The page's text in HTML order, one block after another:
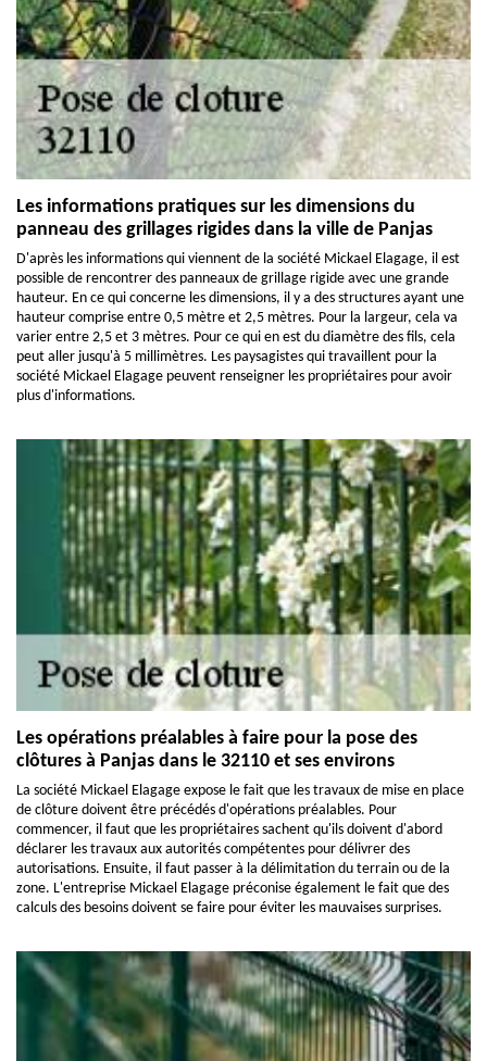
Les informations pratiques sur les dimensions du
panneau des grillages rigides dans la ville de Panjas
D'après les informations qui viennent de la société Mickael Elagage, il est
possible de rencontrer des panneaux de grillage rigide avec une grande
hauteur. En ce qui concerne les dimensions, il y a des structures ayant une
hauteur comprise entre 0,5 mètre et 2,5 mètres. Pour la largeur, cela va
varier entre 2,5 et 3 mètres. Pour ce qui en est du diamètre des fils, cela
peut aller jusqu'à 5 millimètres. Les paysagistes qui travaillent pour la
société Mickael Elagage peuvent renseigner les propriétaires pour avoir
plus d'informations.
Les opérations préalables à faire pour la pose des
clôtures à Panjas dans le 32110 et ses environs
La société Mickael Elagage expose le fait que les travaux de mise en place
de clôture doivent être précédés d'opérations préalables. Pour
commencer, il faut que les propriétaires sachent qu'ils doivent d'abord
déclarer les travaux aux autorités compétentes pour délivrer des
autorisations. Ensuite, il faut passer à la délimitation du terrain ou de la
zone. L'entreprise Mickael Elagage préconise également le fait que des
calculs des besoins doivent se faire pour éviter les mauvaises surprises.